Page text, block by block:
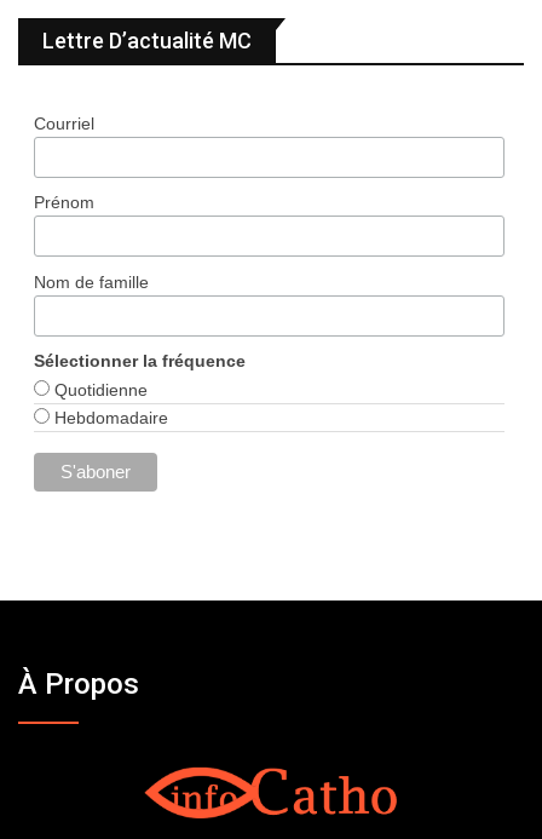
Lettre D’actualité MC
Courriel
Prénom
Nom de famille
Sélectionner la fréquence
Quotidienne
Hebdomadaire
À Propos